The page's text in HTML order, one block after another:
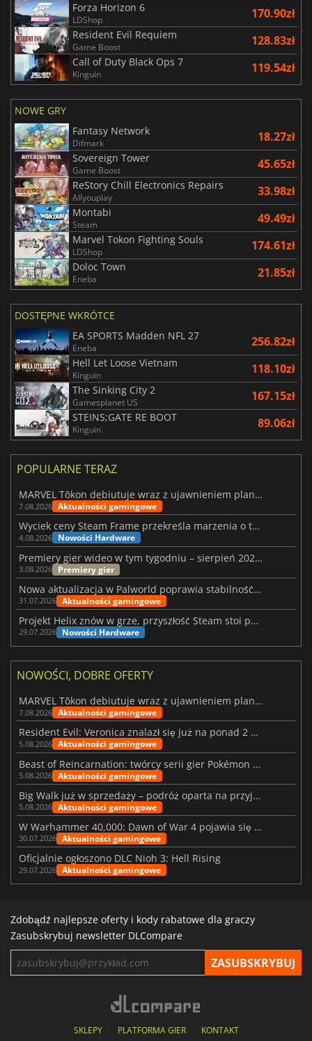
Forza Horizon 6
LDShop 170.90zł
Resident Evil Requiem
Game Boost 128.83zł
Call of Duty Black Ops 7
Kinguin 119.54zł
NOWE GRY
Fantasy Network
Difmark 18.27zł
Sovereign Tower
Game Boost 45.65zł
ReStory Chill Electronics Repairs
Allyouplay 33.98zł
Montabi
Steam 49.49zł
Marvel Tokon Fighting Souls
LDShop 174.61zł
Doloc Town
Eneba 21.85zł
DOSTĘPNE WKRÓTCE
EA SPORTS Madden NFL 27
Eneba 256.82zł
Hell Let Loose Vietnam
Kinguin 118.10zł
The Sinking City 2
Gamesplanet US 167.15zł
STEINS;GATE RE BOOT
Kinguin 89.06zł
POPULARNE TERAZ
MARVEL Tōkon debiutuje wraz z ujawnieniem planu rozwoju na pierwszy rok
7.08.2026 Aktualności gamingowe
Wyciek ceny Steam Frame przekreśla marzenia o tanim zestawie VR
4.08.2026 Nowości Hardware
Premiery gier wideo w tym tygodniu – sierpień 2026 r. (32. tydzień)
3.08.2026 Premiery gier
Nowa aktualizacja w Palworld poprawia stabilność Sunreach i walk z bossami
31.07.2026 Aktualności gamingowe
Projekt Helix znów w grze, przyszłość Steam stoi pod znakiem zapytania
29.07.2026 Nowości Hardware
NOWOŚCI, DOBRE OFERTY
MARVEL Tōkon debiutuje wraz z ujawnieniem planu rozwoju na pierwszy rok
7.08.2026 Aktualności gamingowe
Resident Evil: Veronica znalazł się już na ponad 2 milionach list życzeń
5.08.2026 Aktualności gamingowe
Beast of Reincarnation: twórcy serii gier Pokémon wkraczają na nową ścieżkę
5.08.2026 Aktualności gamingowe
Big Walk już w sprzedaży – podróż oparta na przyjaźni
5.08.2026 Aktualności gamingowe
W Warhammer 40,000: Dawn of War 4 pojawia się frakcja Nekronów
30.07.2026 Aktualności gamingowe
Oficjalnie ogłoszono DLC Nioh 3: Hell Rising
29.07.2026 Aktualności gamingowe
Zdobądź najlepsze oferty i kody rabatowe dla graczy
Zasubskrybuj newsletter DLCompare
SKLEPY PLATFORMA GIER KONTAKT